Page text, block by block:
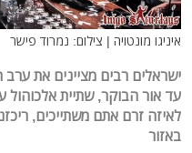
איניגו מונטויה | צילום: נמרוד פישר
ישראלים רבים מציינים את
עד אור הבוקר, שתיית
לאיזה זרם אתם משתייכים,
באזור